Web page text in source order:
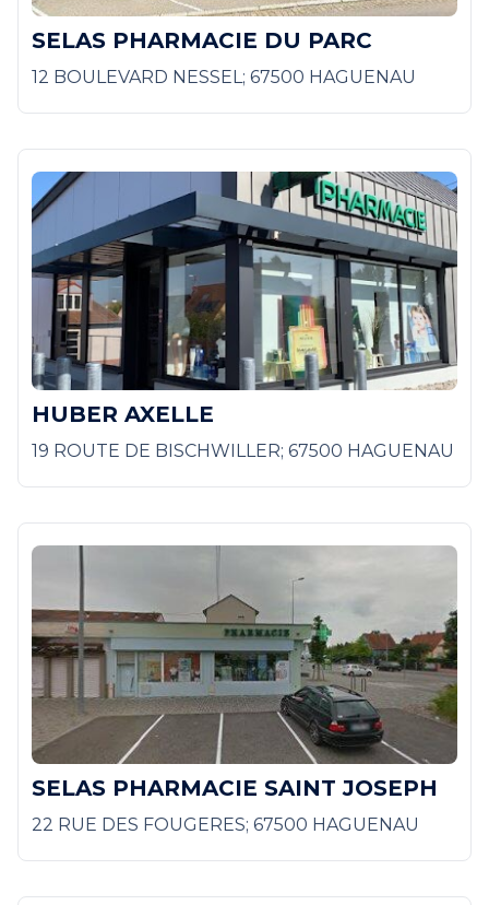
SELAS PHARMACIE DU PARC
12 BOULEVARD NESSEL; 67500 HAGUENAU
HUBER AXELLE
19 ROUTE DE BISCHWILLER; 67500 HAGUENAU
SELAS PHARMACIE SAINT JOSEPH
22 RUE DES FOUGERES; 67500 HAGUENAU